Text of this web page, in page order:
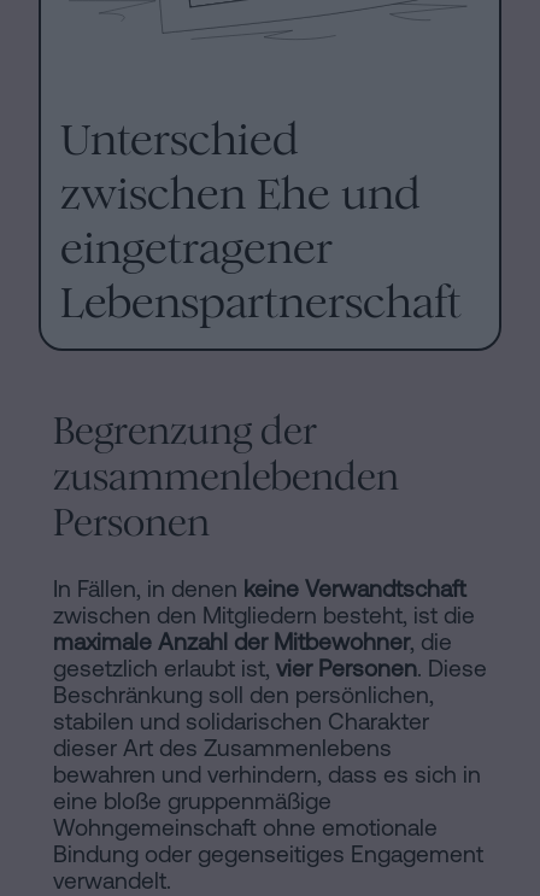
Unterschied
zwischen Ehe und
eingetragener
Lebenspartnerschaft
Begrenzung der
zusammenlebenden
Personen
In Fällen, in denen keine Verwandtschaft
zwischen den Mitgliedern besteht, ist die
maximale Anzahl der Mitbewohner, die
gesetzlich erlaubt ist, vier Personen. Diese
Beschränkung soll den persönlichen,
stabilen und solidarischen Charakter
dieser Art des Zusammenlebens
bewahren und verhindern, dass es sich in
eine bloße gruppenmäßige
Wohngemeinschaft ohne emotionale
Bindung oder gegenseitiges Engagement
verwandelt.